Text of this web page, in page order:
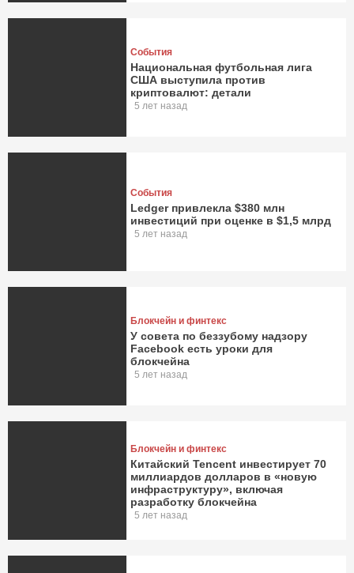
События
Национальная футбольная лига
США выступила против
криптовалют: детали
5 лет назад
События
Ledger привлекла $380 млн
инвестиций при оценке в $1,5 млрд
5 лет назад
Блокчейн и финтекс
У совета по беззубому надзору
Facebook есть уроки для
блокчейна
5 лет назад
Блокчейн и финтекс
Китайский Tencent инвестирует 70
миллиардов долларов в «новую
инфраструктуру», включая
разработку блокчейна
5 лет назад